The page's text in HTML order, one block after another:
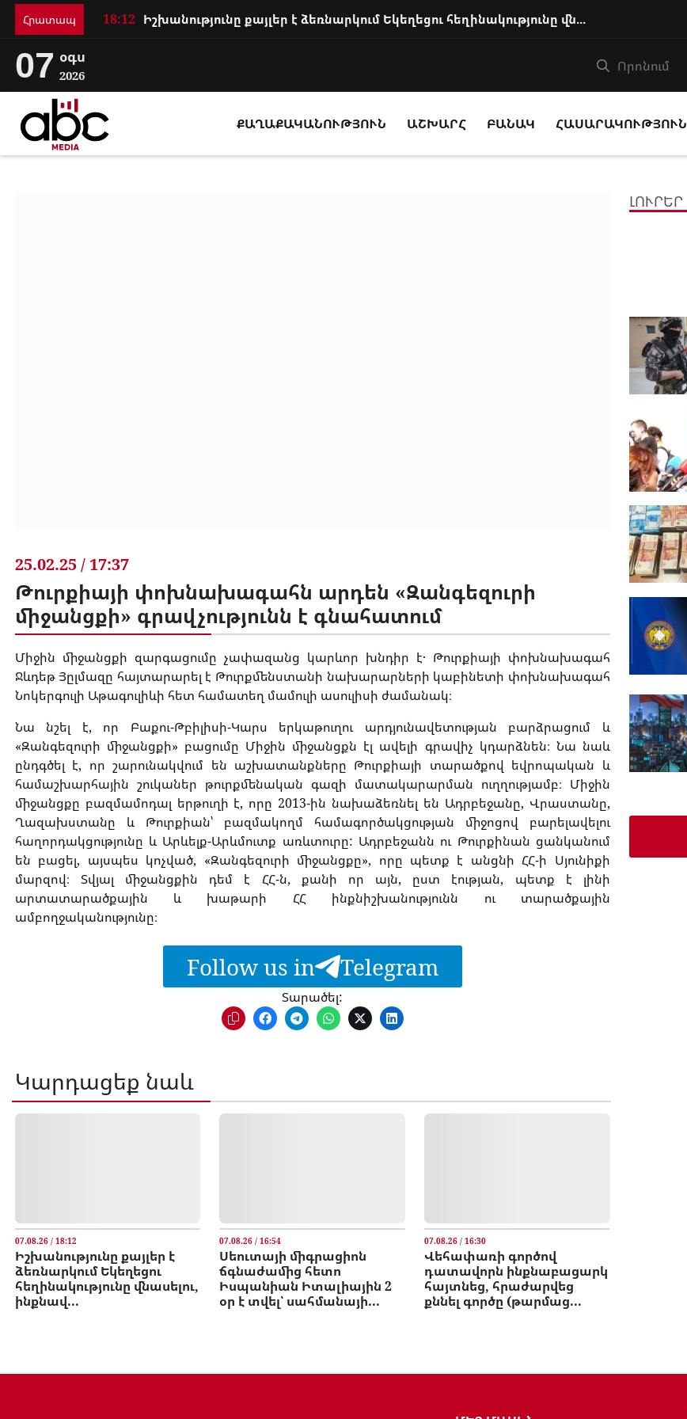
Հրատապ 18:12 Իշխանությունը քայլեր է ձեռնարկում Եկեղեցու հեղինակությունը վնասելու, ինք...
07 օգս
2026
ՔԱՂԱՔԱԿԱՆՈՒԹՅՈՒՆ ԱՇԽԱՐՀ ԲԱՆԱԿ ՀԱՍԱՐԱԿՈՒԹՅՈՒՆ
25.02.25 / 17:37
Թուրքիայի փոխնախագահն արդեն «Զանգեզուրի
միջանցքի» գրավչությունն է գնահատում
Միջին միջանցքի զարգացումը չափազանց կարևոր խնդիր է․ Թուրքիայի փոխնախագահ
Ջևդեթ Յըլմազը հայտարարել է Թուրքմենստանի նախարարների կաբինետի փոխնախագահ
Նոկերգուլի Աթագուլիևի հետ համատեղ մամուլի ասուլիսի ժամանակ։
Նա նշել է, որ Բաքու-Թբիլիսի-Կարս երկաթուղու արդյունավետության բարձրացում և
«Զանգեզուրի միջանցքի» բացումը Միջին միջանցքն էլ ավելի գրավիչ կդարձնեն։ Նա նաև
ընդգծել է, որ շարունակվում են աշխատանքները Թուրքիայի տարածքով եվրոպական և
համաշխարհային շուկաներ թուրքմենական գազի մատակարարման ուղղությամբ։ Միջին
միջանցքը բազմամոդալ երթուղի է, որը 2013-ին նախաձեռնել են Ադրբեջանը, Վրաստանը,
Ղազախստանը և Թուրքիան՝ բազմակողմ համագործակցության միջոցով բարելավելու
հաղորդակցությունը և Արևելք-Արևմուտք առևտուրը: Ադրբեջանն ու Թուրքինան ցանկանում
են բացել, այսպես կոչված, «Զանգեզուրի միջանցքը», որը պետք է անցնի ՀՀ-ի Սյունիքի
մարզով։ Տվյալ միջանցքին դեմ է ՀՀ-ն, քանի որ այն, ըստ էության, պետք է լինի
արտատարածքային և խաթարի ՀՀ ինքնիշխանությունն ու տարածքային
ամբողջականությունը։
Follow us in Telegram
Տարածել:
Կարդացեք նաև
07.08.26 / 18:12
Իշխանությունը քայլեր է
ձեռնարկում Եկեղեցու
հեղինակությունը վնասելու,
ինքնավ...
07.08.26 / 16:54
Սեուտայի միգրացիոն
ճգնաժամից հետո
Իսպանիան Իտալիային 2
օր է տվել՝ սահմանայի...
07.08.26 / 16:30
Վեհափառի գործով
դատավորն ինքնաբացարկ
հայտնեց, հրաժարվեց
քննել գործը (թարմաց...
ԼՈՒՐԵՐ